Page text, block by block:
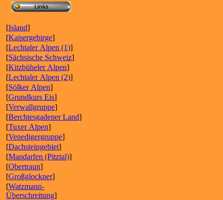
[Island]
[Kaisergebirge]
[Lechtaler Alpen (1)]
[Sächsische Schweiz]
[Kitzbüheler Alpen]
[Lechtaler Alpen (2)]
[Sölker Alpen]
[Grundkurs Eis]
[Verwallgruppe]
[Berchtesgadener Land]
[Tuxer Alpen]
[Venedigergruppe]
[Dachsteingebiet]
[Mandarfen (Pitztal)]
[Obertraun]
[Großglockner]
[Watzmann-
Überschreitung]